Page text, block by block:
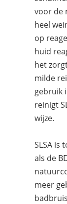
voor de
heel
op
huid
het
milde
gebruik
reinigt
wijze.
SLSA is
als de
meer